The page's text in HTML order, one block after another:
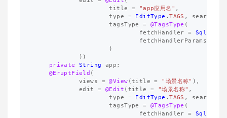
title
= "app应用名" ,
type
= EditType .TAGS , search
tagsType
= @TagsType (
fetchHandler
=
fetchHandlerParams
)
))
private
String app ;
@EruptField (
views
= @View ( title = "场景名称" ),
edit
= @Edit ( title = "场景名称" ,
type
= EditType .TAGS , search
tagsType
= @TagsType (
fetchHandler
=